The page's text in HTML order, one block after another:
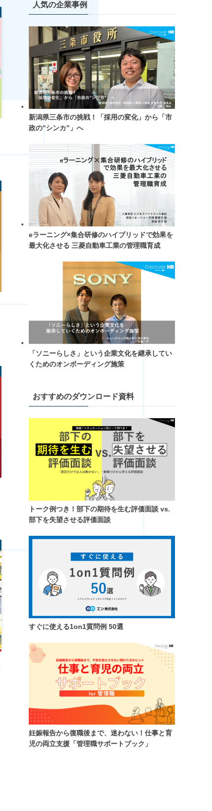
人気の企業事例
新潟県三条市の挑戦！「採用の変化」から「市
政の”シンカ”」へ
eラーニング×集合研修のハイブリッドで効果を
最大化させる 三菱自動車工業の管理職育成
「ソニーらしさ」という企業文化を継承してい
くためのオンボーディング施策
おすすめのダウンロード資料
トーク例つき！​部下の期待を生む評価面談 vs.
部下を失望させる評価面談
すぐに使える1on1質問例 50選
妊娠報告から復職後まで、迷わない！仕事と育
児の両立支援「管理職サポートブック」